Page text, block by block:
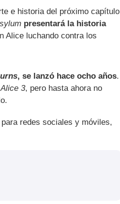
e historia del próximo capítulo
presentará la historia
Alice luchando contra los
, se lanzó hace ocho años.
Alice 3, pero hasta ahora no
redes sociales y móviles,